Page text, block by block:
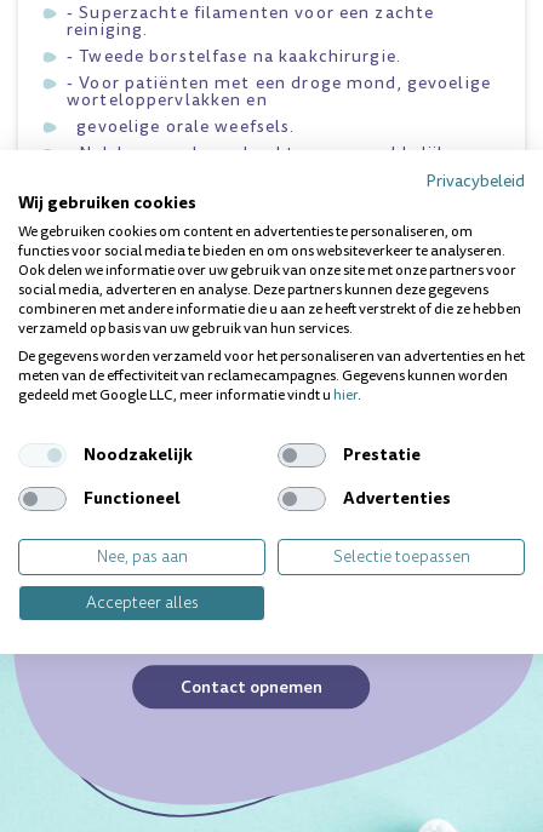
- Superzachte filamenten voor een zachte
reiniging.
- Tweede borstelfase na kaakchirurgie.
- Voor patiënten met een droge mond, gevoelige
worteloppervlakken en
gevoelige orale weefsels.
- Nek kan worden gehoekt voor gemakkelijker
Vragen over dit product? Wij helpen je
graag!
Ieder gebit is uniek. Heb je
een specifieke vraag?
Wij geven jou graag
persoonlijk antwoord.
Contact opnemen
Privacybeleid
Wij gebruiken cookies
We gebruiken cookies om content en advertenties te personaliseren, om
functies voor social media te bieden en om ons websiteverkeer te analyseren.
Ook delen we informatie over uw gebruik van onze site met onze partners voor
social media, adverteren en analyse. Deze partners kunnen deze gegevens
combineren met andere informatie die u aan ze heeft verstrekt of die ze hebben
verzameld op basis van uw gebruik van hun services.
De gegevens worden verzameld voor het personaliseren van advertenties en het
meten van de effectiviteit van reclamecampagnes. Gegevens kunnen worden
gedeeld met Google LLC, meer informatie vindt uhier.
Noodzakelijk
Prestatie
Functioneel
Advertenties
Nee, pas aan
Selectie toepassen
Accepteer alles